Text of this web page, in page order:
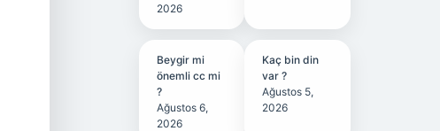
2026
Beygir mi
önemli cc mi
?
Ağustos 6,
2026
Kaç bin din
var ?
Ağustos 5,
2026